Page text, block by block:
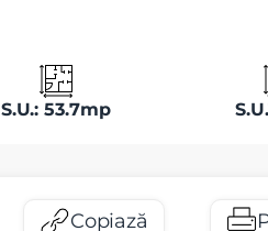
S.U.: 53.7mp
Copiază